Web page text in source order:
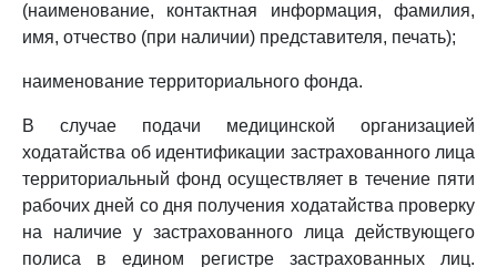
(наименование, контактная информация, фамилия,
имя, отчество (при наличии) представителя, печать);
наименование территориального фонда.
В случае подачи медицинской организацией
ходатайства об идентификации застрахованного лица
территориальный фонд осуществляет в течение пяти
рабочих дней со дня получения ходатайства проверку
на наличие у застрахованного лица действующего
полиса в едином регистре застрахованных лиц.